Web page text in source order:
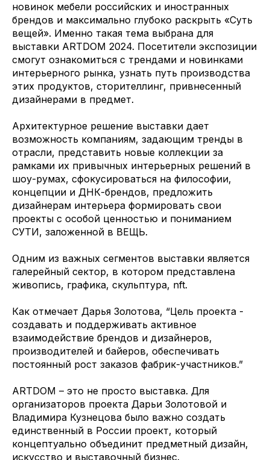
новинок мебели российских и иностранных
брендов и максимально глубоко раскрыть «Суть
вещей». Именно такая тема выбрана для
выставки ARTDOM 2024. Посетители экспозиции
смогут ознакомиться с трендами и новинками
интерьерного рынка, узнать путь производства
этих продуктов, сторителлинг, привнесенный
дизайнерами в предмет.
Архитектурное решение выставки дает
возможность компаниям, задающим тренды в
отрасли, представить новые коллекции за
рамками их привычных интерьерных решений в
шоу-румах, сфокусироваться на философии,
концепции и ДНК-брендов, предложить
дизайнерам интерьера формировать свои
проекты с особой ценностью и пониманием
СУТИ, заложенной в ВЕЩЬ.
Одним из важных сегментов выставки является
галерейный сектор, в котором представлена
живопись, графика, скульптура, nft.
Как отмечает Дарья Золотова, “Цель проекта -
создавать и поддерживать активное
взаимодействие брендов и дизайнеров,
производителей и байеров, обеспечивать
постоянный рост заказов фабрик-участников.”
ARTDOM – это не просто выставка. Для
организаторов проекта Дарьи Золотовой и
Владимира Кузнецова было важно создать
единственный в России проект, который
концептуально объединит предметный дизайн,
искусство и выставочный бизнес.